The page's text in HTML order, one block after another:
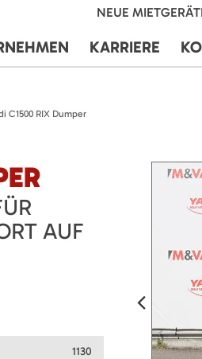
NEUE
KARRIERE
C1500 RIX Dumper
AUF
1130